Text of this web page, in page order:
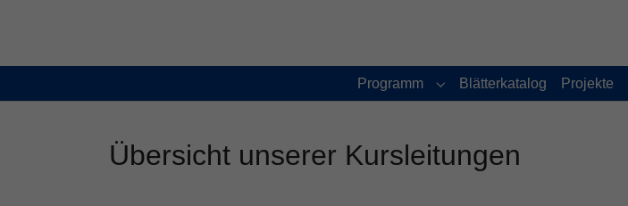
Programm
Submenu for "Programm"
Blätterkatalog Projekte
Übersicht unserer Kursleitungen